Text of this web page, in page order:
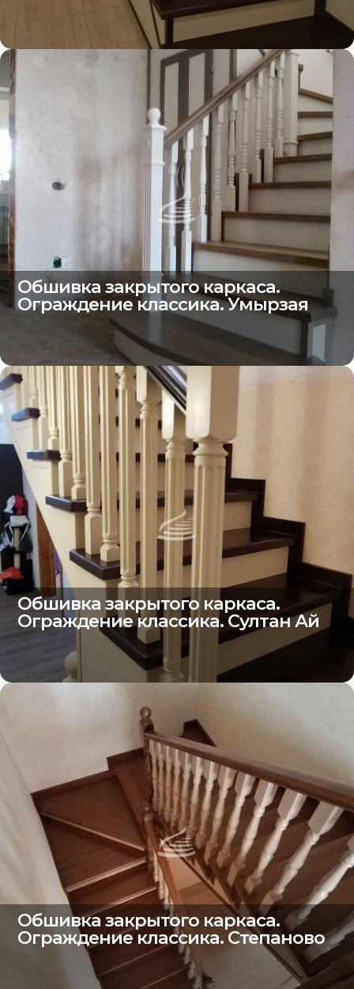
Обшивка закрытого каркаса.
Ограждение классика. Умырзая
Обшивка закрытого каркаса.
Ограждение классика. Султан Ай
Обшивка закрытого каркаса.
Ограждение классика. Степаново